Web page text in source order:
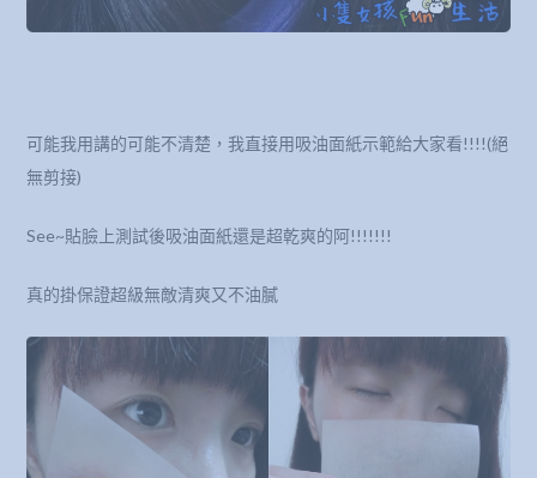
可能我用講的可能不清楚，我直接用吸油面紙示範給大家看!!!!(絕
無剪接)
See~貼臉上測試後吸油面紙還是超乾爽的阿!!!!!!!
真的掛保證超級無敵清爽又不油膩